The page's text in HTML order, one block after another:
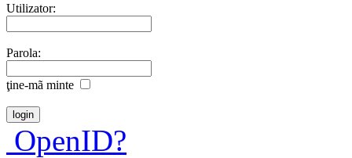
Utilizator:
Parola:
ţine-mã minte
OpenID?